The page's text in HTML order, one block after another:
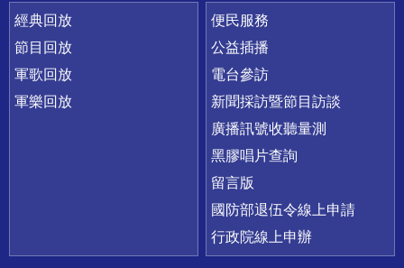
經典回放
節目回放
軍歌回放
軍樂回放
便民服務
公益插播
電台參訪
新聞採訪暨節目訪談
廣播訊號收聽量測
黑膠唱片查詢
留言版
國防部退伍令線上申請
行政院線上申辦